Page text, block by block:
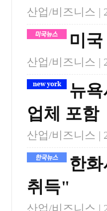
산업/비즈니스 |
미
산업/비즈니스 |
뉴
업체 포함
산업/비즈니스 |
한
취득"
산업/비즈니스 |